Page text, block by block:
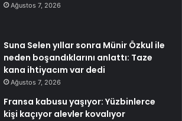
Ağustos 7, 2026
Suna Selen yıllar sonra Münir Özkul ile
neden boşandıklarını anlattı: Taze
kana ihtiyacım var dedi
Ağustos 7, 2026
Fransa kabusu yaşıyor: Yüzbinlerce
kişi kaçıyor alevler kovalıyor